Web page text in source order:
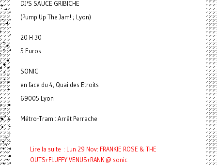
DJ'S SAUCE GRIBICHE
(Pump Up The Jam! ; Lyon)
20 H 30
5 Euros
SONIC
en face du 4, Quai des Etroits
69005 Lyon
Métro-Tram : Arrêt Perrache
Lire la suite : Lun 29 Nov: FRANKIE ROSE & THE
OUTS+FLUFFY VENUS+RANK @ sonic